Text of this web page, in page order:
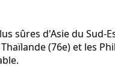
sûres d'Asie du
(76e) et les